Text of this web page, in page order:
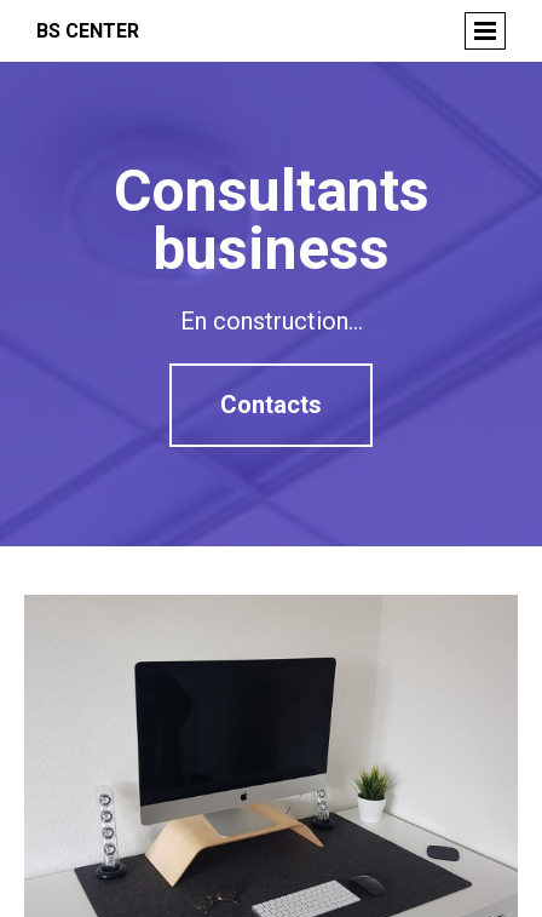
BS CENTER
Consultants
business
En construction...
Contacts